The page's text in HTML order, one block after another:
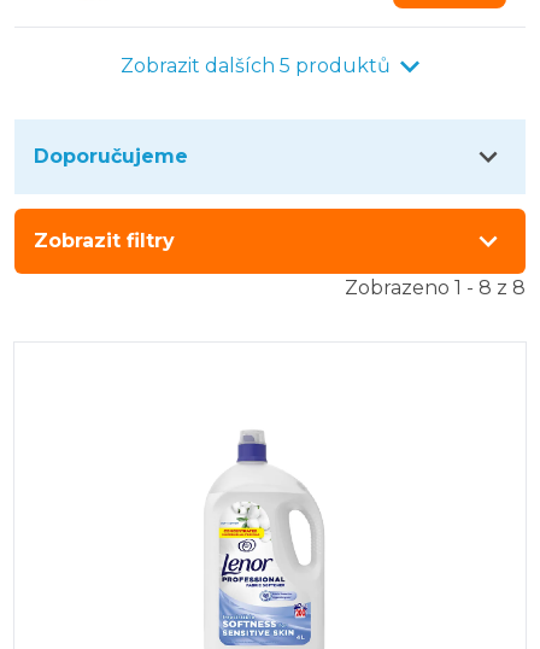
Zobrazit dalších 5 produktů
Doporučujeme
Zobrazit filtry
Zobrazeno 1 - 8 z 8